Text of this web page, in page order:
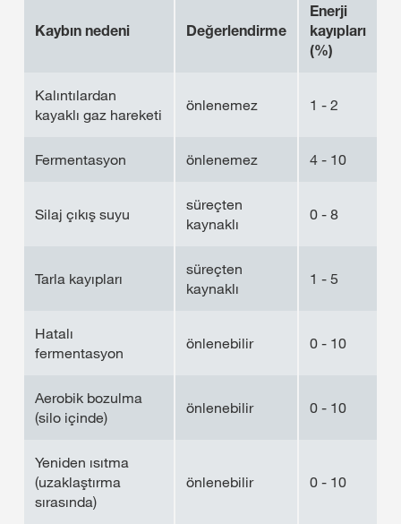
Kaybın nedeni Değerlendirme
Enerji
kayıpları
(%)
Kalıntılardan
kayaklı gaz hareketi
önlenemez 1 - 2
Fermentasyon önlenemez 4 - 10
Silaj çıkış suyu
süreçten
kaynaklı
0 - 8
Tarla kayıpları
süreçten
kaynaklı
1 - 5
Hatalı
fermentasyon
önlenebilir 0 - 10
Aerobik bozulma
(silo içinde)
önlenebilir 0 - 10
Yeniden ısıtma
(uzaklaştırma
sırasında)
önlenebilir 0 - 10